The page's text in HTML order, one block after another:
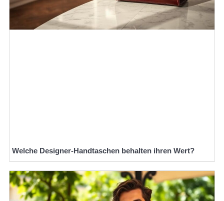
Welche Designer-Handtaschen behalten ihren Wert?